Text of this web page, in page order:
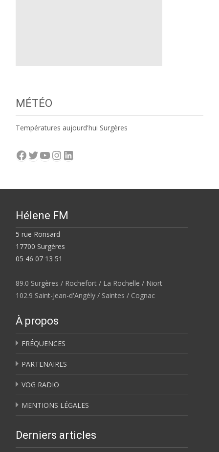
MÉTÉO
Températures aujourd'hui Surgères
Facebook
Twitter
YouTube
Instagram
LinkedIn
Hélene FM
5 rue Ronsard
17700 Surgères
05 46 07 13 51
89.0 Surgères / Rochefort / La Rochelle / Niort
102.9 Saint-Jean-d'Angély / Saintes / Cognac
À propos
FRÉQUENCES
PARTENAIRES
VOG RADIO
MENTIONS LÉGALES
Derniers articles